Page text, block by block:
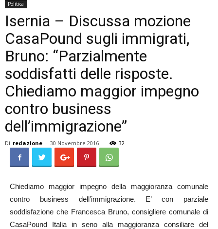
Politica
Isernia – Discussa mozione
CasaPound sugli immigrati,
Bruno: “Parzialmente
soddisfatti delle risposte.
Chiediamo maggior impegno
contro business
dell’immigrazione”
Di redazione - 30 Novembre 2016 32
Chiediamo maggior impegno della maggioranza comunale
contro business dell’immigrazione. E’ con parziale
soddisfazione che Francesca Bruno, consigliere comunale di
CasaPound Italia in seno alla maggioranza consiliare del